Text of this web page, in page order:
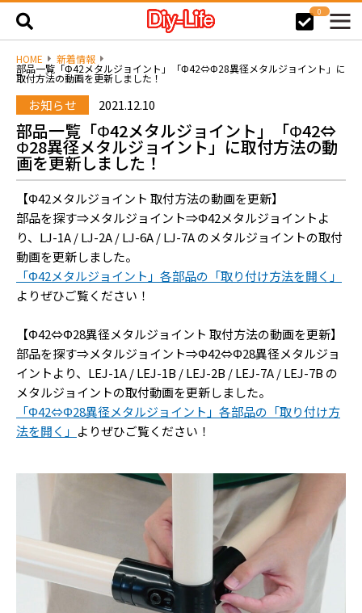
0
HOME 新着情報
部品一覧「Φ42メタルジョイント」「Φ42⇔Φ28異径メタルジョイント」に
取付方法の動画を更新しました！
お知らせ 2021.12.10
部品一覧「Φ42メタルジョイント」「Φ42⇔
Φ28異径メタルジョイント」に取付方法の動
画を更新しました！
【Φ42メタルジョイント 取付方法の動画を更新】
部品を探す⇒メタルジョイント⇒Φ42メタルジョイントよ
り、LJ-1A / LJ-2A / LJ-6A / LJ-7A のメタルジョイントの取付
動画を更新しました。
「Φ42メタルジョイント」各部品の「取り付け方法を開く」
よりぜひご覧ください！
【Φ42⇔Φ28異径メタルジョイント 取付方法の動画を更新】
部品を探す⇒メタルジョイント⇒Φ42⇔Φ28異径メタルジョ
イントより、LEJ-1A / LEJ-1B / LEJ-2B / LEJ-7A / LEJ-7B の
メタルジョイントの取付動画を更新しました。
「Φ42⇔Φ28異径メタルジョイント」各部品の「取り付け方
法を開く」 よりぜひご覧ください！